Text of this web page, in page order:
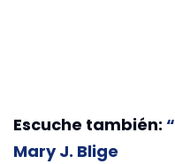
Escuche también: “
Mary J. Blige